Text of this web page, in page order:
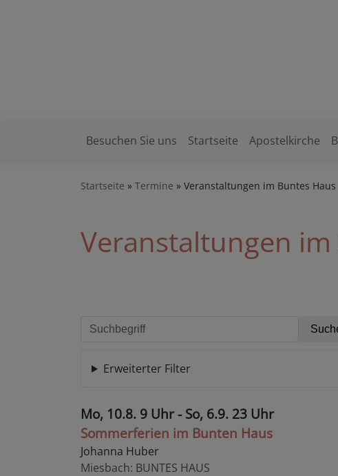
Hauptnavigation
Besuchen Sie uns Startseite Apostelkirche
Startseite Termine Veranstaltungen im Buntes Haus
Veranstaltungen
Erweiterter Filter
Mo, 10.8. 9 Uhr - So, 6.9. 23 Uhr
Sommerferien im Bunten Haus
Johanna Huber
Miesbach BUNTES HAUS